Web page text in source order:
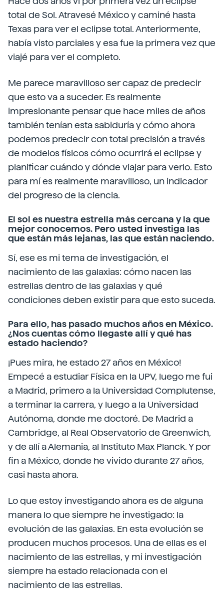
total de Sol. Atravesé México y caminé hasta
Texas para ver el eclipse total. Anteriormente,
había visto parciales y esa fue la primera vez que
viajé para ver el completo.
Me parece maravilloso ser capaz de predecir
que esto va a suceder. Es realmente
impresionante pensar que hace miles de años
también tenían esta sabiduría y cómo ahora
podemos predecir con total precisión a través
de modelos físicos cómo ocurrirá el eclipse y
planificar cuándo y dónde viajar para verlo. Esto
para mí es realmente maravilloso, un indicador
del progreso de la ciencia.
El sol es nuestra estrella más cercana y la que
mejor conocemos. Pero usted investiga las
que están más lejanas, las que están naciendo.
Sí, ese es mi tema de investigación, el
nacimiento de las galaxias: cómo nacen las
estrellas dentro de las galaxias y qué
condiciones deben existir para que esto suceda.
Para ello, has pasado muchos años en México.
¿Nos cuentas cómo llegaste allí y qué has
estado haciendo?
¡Pues mira, he estado 27 años en México!
Empecé a estudiar Física en la UPV, luego me fui
a Madrid, primero a la Universidad Complutense,
a terminar la carrera, y luego a la Universidad
Autónoma, donde me doctoré. De Madrid a
Cambridge, al Real Observatorio de Greenwich,
y de allí a Alemania, al Instituto Max Planck. Y por
fin a México, donde he vivido durante 27 años,
casi hasta ahora.
Lo que estoy investigando ahora es de alguna
manera lo que siempre he investigado: la
evolución de las galaxias. En esta evolución se
producen muchos procesos. Una de ellas es el
nacimiento de las estrellas, y mi investigación
siempre ha estado relacionada con el
nacimiento de las estrellas.